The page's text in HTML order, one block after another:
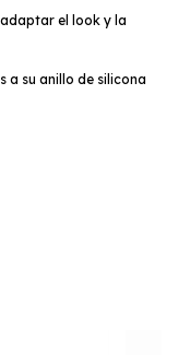
el look y la
a su anillo de silicona